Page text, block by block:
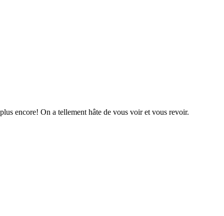
encore! On a tellement hâte de vous voir et vous revoir.